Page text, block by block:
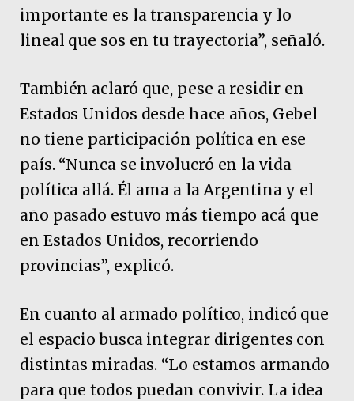
importante es la transparencia y lo
lineal que sos en tu trayectoria”, señaló.
También aclaró que, pese a residir en
Estados Unidos desde hace años, Gebel
no tiene participación política en ese
país. “Nunca se involucró en la vida
política allá. Él ama a la Argentina y el
año pasado estuvo más tiempo acá que
en Estados Unidos, recorriendo
provincias”, explicó.
En cuanto al armado político, indicó que
el espacio busca integrar dirigentes con
distintas miradas. “Lo estamos armando
para que todos puedan convivir. La idea